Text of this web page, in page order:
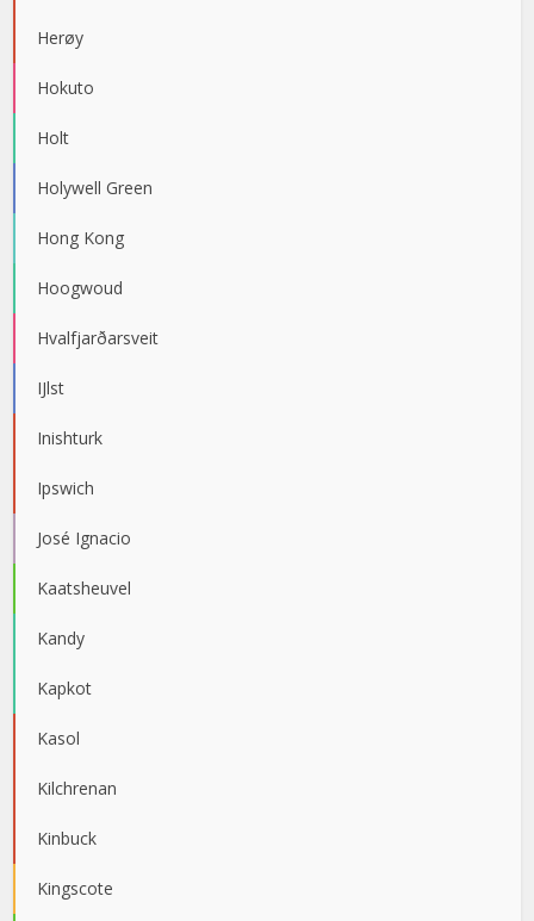
Herøy
Hokuto
Holt
Holywell Green
Hong Kong
Hoogwoud
Hvalfjarðarsveit
IJlst
Inishturk
Ipswich
José Ignacio
Kaatsheuvel
Kandy
Kapkot
Kasol
Kilchrenan
Kinbuck
Kingscote